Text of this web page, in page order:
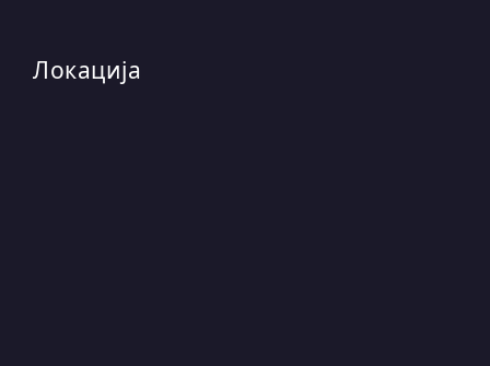
Локација